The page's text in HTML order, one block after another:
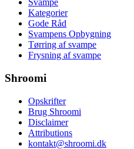
Svampe
Kategorier
Gode Råd
Svampens Opbygning
Tørring af svampe
Frysning af svampe
Shroomi
Opskrifter
Brug Shroomi
Disclaimer
Attributions
kontakt@shroomi.dk